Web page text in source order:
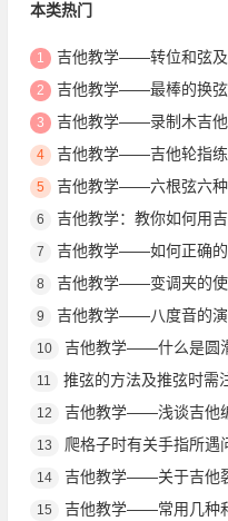
本类热门
1 吉他教学——转位和弦及
2 吉他教学——最棒的换弦
3 吉他教学——录制木吉他
4 吉他教学——吉他轮指练
5 吉他教学——六根弦六
6 吉他教学：教你如何用
7 吉他教学——如何正确的
8 吉他教学——变调夹的使
9 吉他教学——八度音的演
10 吉他教学——什么是圆
11 推弦的方法及推弦时需
12 吉他教学——浅谈吉他
13 爬格子时有关手指所遇
14 吉他教学——关于吉他
15 吉他教学——常用几种